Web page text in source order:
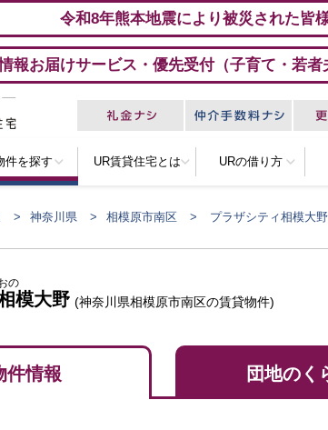
令和8年熊本地震により被災された皆
報お届けサービス・優先受付（子育て・若
件を探す UR賃貸住宅とは URの借り方
神奈川県 相模原市南区 プラザシティ相模大野
模大野
の
(神奈川県相模原市南区の賃貸物件)
件情報 団地のく